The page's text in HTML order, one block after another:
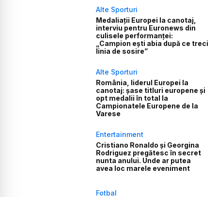
Alte Sporturi
Medaliații Europei la canotaj,
interviu pentru Euronews din
culisele performanței:
„Campion ești abia după ce treci
linia de sosire”
Alte Sporturi
România, liderul Europei la
canotaj: șase titluri europene și
opt medalii în total la
Campionatele Europene de la
Varese
Entertainment
Cristiano Ronaldo și Georgina
Rodriguez pregătesc în secret
nunta anului. Unde ar putea
avea loc marele eveniment
Fotbal